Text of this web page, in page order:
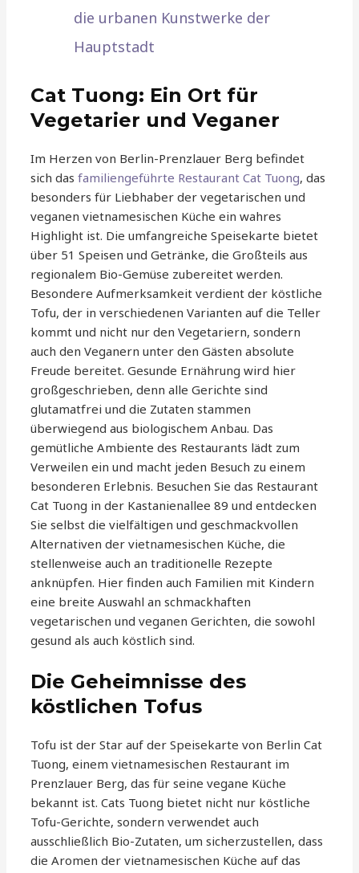
die urbanen Kunstwerke der
Hauptstadt
Cat Tuong: Ein Ort für
Vegetarier und Veganer
Im Herzen von Berlin-Prenzlauer Berg befindet
sich dasfamiliengeführte Restaurant Cat Tuong, das
besonders für Liebhaber der vegetarischen und
veganen vietnamesischen Küche ein wahres
Highlight ist. Die umfangreiche Speisekarte bietet
über 51 Speisen und Getränke, die Großteils aus
regionalem Bio-Gemüse zubereitet werden.
Besondere Aufmerksamkeit verdient der köstliche
Tofu, der in verschiedenen Varianten auf die Teller
kommt und nicht nur den Vegetariern, sondern
auch den Veganern unter den Gästen absolute
Freude bereitet. Gesunde Ernährung wird hier
großgeschrieben, denn alle Gerichte sind
glutamatfrei und die Zutaten stammen
überwiegend aus biologischem Anbau. Das
gemütliche Ambiente des Restaurants lädt zum
Verweilen ein und macht jeden Besuch zu einem
besonderen Erlebnis. Besuchen Sie das Restaurant
Cat Tuong in der Kastanienallee 89 und entdecken
Sie selbst die vielfältigen und geschmackvollen
Alternativen der vietnamesischen Küche, die
stellenweise auch an traditionelle Rezepte
anknüpfen. Hier finden auch Familien mit Kindern
eine breite Auswahl an schmackhaften
vegetarischen und veganen Gerichten, die sowohl
gesund als auch köstlich sind.
Die Geheimnisse des
köstlichen Tofus
Tofu ist der Star auf der Speisekarte von Berlin Cat
Tuong, einem vietnamesischen Restaurant im
Prenzlauer Berg, das für seine vegane Küche
bekannt ist. Cats Tuong bietet nicht nur köstliche
Tofu-Gerichte, sondern verwendet auch
ausschließlich Bio-Zutaten, um sicherzustellen, dass
die Aromen der vietnamesischen Küche auf das